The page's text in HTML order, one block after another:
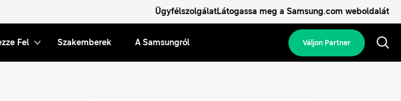
ÜgyfélszolgálatLátogassa meg a Samsung.com weboldalát
Fel Szakemberek A Samsungról Váljon Partner